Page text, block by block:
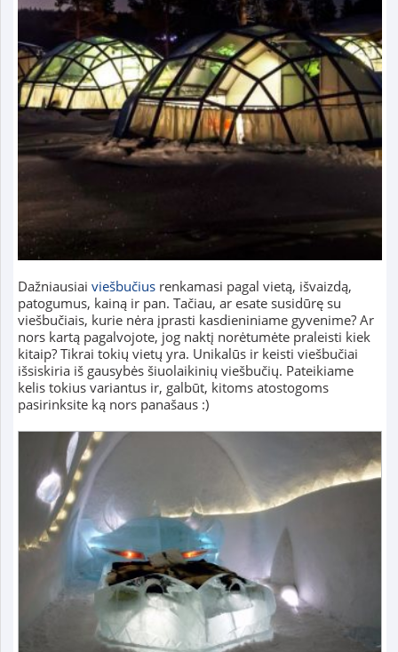
Dažniausiai viešbučiusrenkamasi pagal vietą, išvaizdą,
patogumus, kainą ir pan. Tačiau, ar esate susidūrę su
viešbučiais, kurie nėra įprasti kasdieniniame gyvenime? Ar
nors kartą pagalvojote, jog naktį norėtumėte praleisti kiek
kitaip? Tikrai tokių vietų yra. Unikalūs ir keisti viešbučiai
išsiskiria iš gausybės šiuolaikinių viešbučių. Pateikiame
kelis tokius variantus ir, galbūt, kitoms atostogoms
pasirinksite ką nors panašaus :)